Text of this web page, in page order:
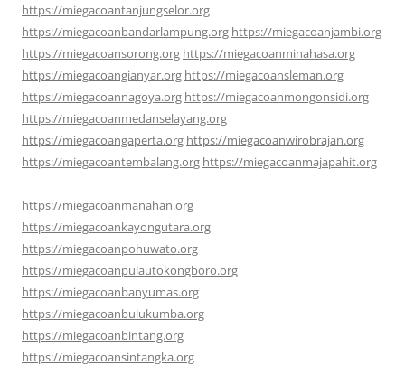
https://miegacoantanjungselor.org
https://miegacoanbandarlampung.org https://miegacoanjambi.org
https://miegacoansorong.org https://miegacoanminahasa.org
https://miegacoangianyar.org https://miegacoansleman.org
https://miegacoannagoya.org https://miegacoanmongonsidi.org
https://miegacoanmedanselayang.org
https://miegacoangaperta.org https://miegacoanwirobrajan.org
https://miegacoantembalang.org https://miegacoanmajapahit.org
https://miegacoanmanahan.org
https://miegacoankayongutara.org
https://miegacoanpohuwato.org
https://miegacoanpulautokongboro.org
https://miegacoanbanyumas.org
https://miegacoanbulukumba.org
https://miegacoanbintang.org
https://miegacoansintangka.org